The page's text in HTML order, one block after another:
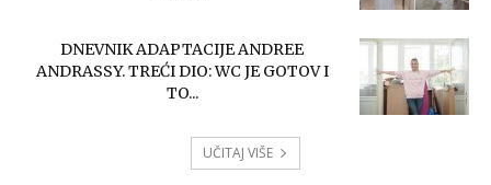
DNEVNIK ADAPTACIJE ANDREE
ANDRASSY. TREĆI DIO: WC JE GOTOV I
TO...
UČITAJ VIŠE